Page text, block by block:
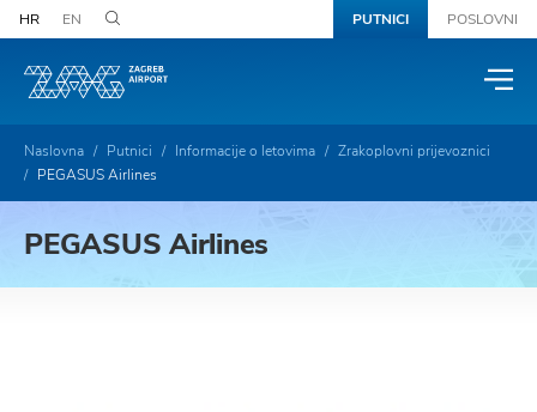
HR EN PUTNICI POSLOVNI
Naslovna Putnici Informacije o letovima
Zrakoplovni prijevoznici
PEGASUS Airlines
PEGASUS Airlines